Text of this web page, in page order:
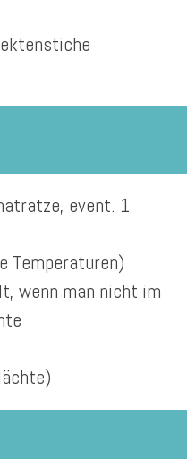
event. 1
Temperaturen)
wenn man nicht im